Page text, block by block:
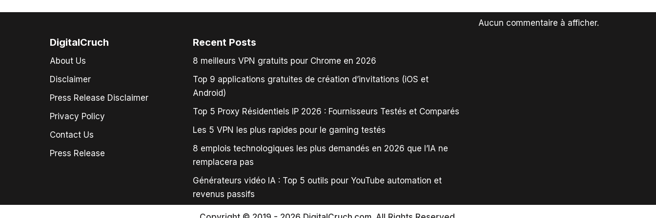
DigitalCruch
About Us
Disclaimer
Press Release Disclaimer
Privacy Policy
Contact Us
Press Release
Recent Posts
8 meilleurs VPN gratuits pour Chrome en 2026
Top 9 applications gratuites de création d’invitations (iOS et
Android)
Top 5 Proxy Résidentiels IP 2026 : Fournisseurs Testés et Comparés
Les 5 VPN les plus rapides pour le gaming testés
8 emplois technologiques les plus demandés en 2026 que l’IA ne
remplacera pas
Générateurs vidéo IA : Top 5 outils pour YouTube automation et
revenus passifs
Aucun commentaire à afficher.